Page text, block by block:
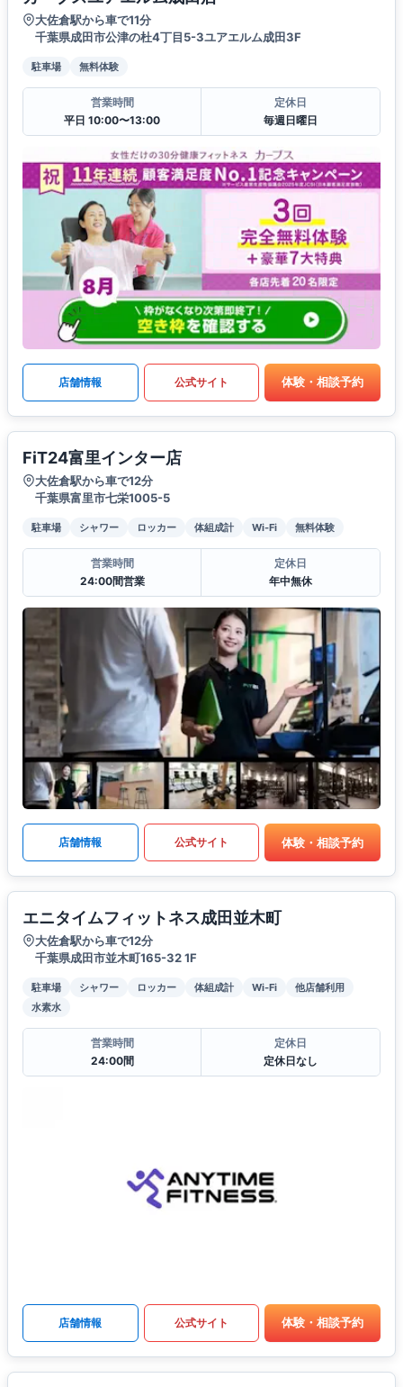
大佐倉駅から車で11分
千葉県成田市公津の杜4丁目5-3ユアエルム成田3F
駐車場 無料体験
営業時間
平日 10:00〜13:00
定休日
毎週日曜日
店舗情報 公式サイト 体験・相談予約
FiT24富里インター店
大佐倉駅から車で12分
千葉県富里市七栄1005-5
駐車場 シャワー ロッカー 体組成計 Wi-Fi 無料体験
営業時間
24:00間営業
定休日
年中無休
店舗情報 公式サイト 体験・相談予約
エニタイムフィットネス成田並木町
大佐倉駅から車で12分
千葉県成田市並木町165-32 1F
駐車場 シャワー ロッカー 体組成計 Wi-Fi
他店舗利用
水素水
営業時間
24:00間
定休日
定休日なし
店舗情報 公式サイト 体験・相談予約